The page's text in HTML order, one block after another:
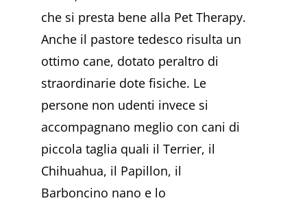
che si presta bene alla Pet Therapy.
Anche il pastore tedesco risulta un
ottimo cane, dotato peraltro di
straordinarie dote fisiche. Le
persone non udenti invece si
accompagnano meglio con cani di
piccola taglia quali il Terrier, il
Chihuahua, il Papillon, il
Barboncino nano e lo